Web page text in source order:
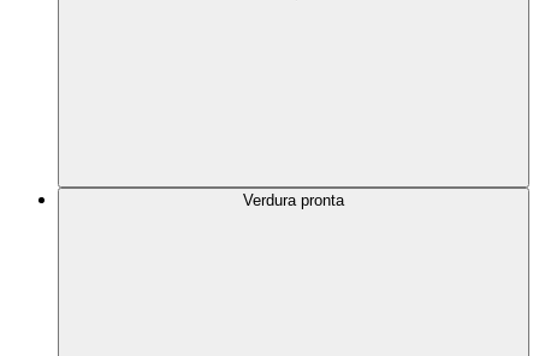
Verdura pronta